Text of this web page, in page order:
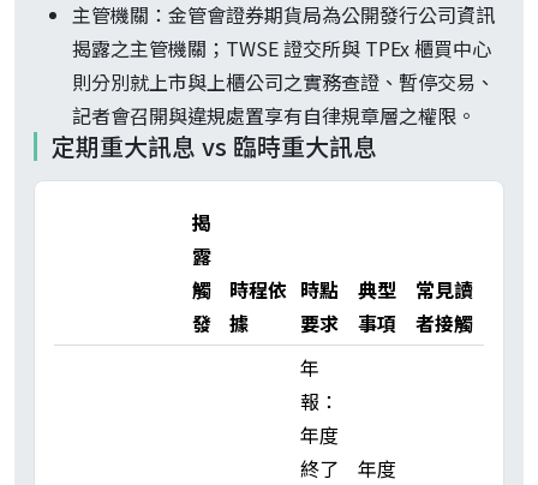
主管機關：金管會證券期貨局為公開發行公司資訊
揭露之主管機關；TWSE 證交所與 TPEx 櫃買中心
則分別就上市與上櫃公司之實務查證、暫停交易、
記者會召開與違規處置享有自律規章層之權限。
定期重大訊息 vs 臨時重大訊息
揭
露
觸
發
時程依
據
時點
要求
典型
事項
常見讀
者接觸
年
報：
年度
終了
年度